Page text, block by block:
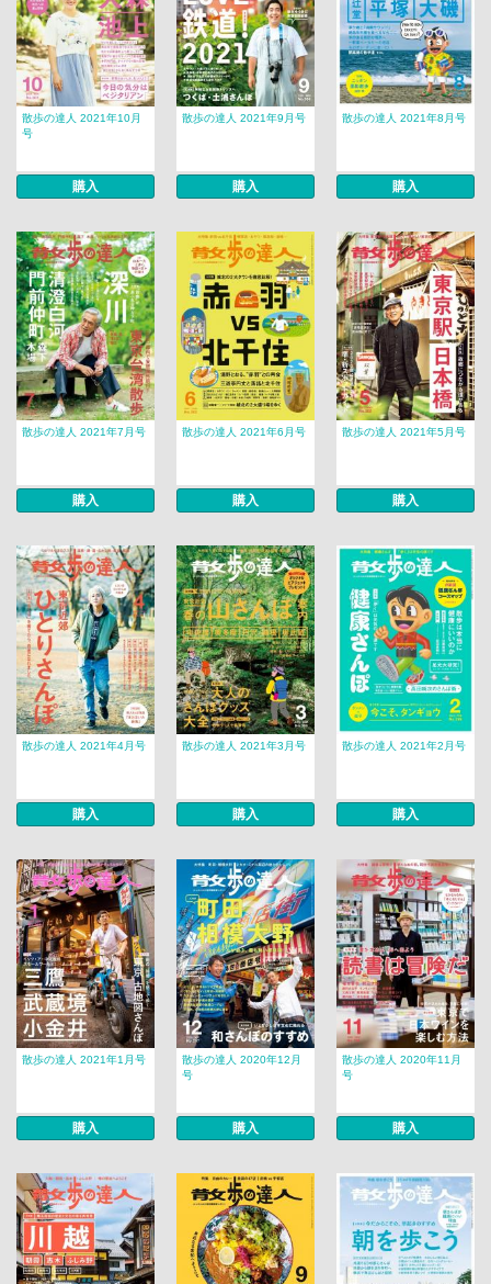
散歩の達人 2021年10月
号
購入
散歩の達人 2021年9月号
購入
散歩の達人 2021年8月号
購入
散歩の達人 2021年7月号
購入
散歩の達人 2021年6月号
購入
散歩の達人 2021年5月号
購入
散歩の達人 2021年4月号
購入
散歩の達人 2021年3月号
購入
散歩の達人 2021年2月号
購入
散歩の達人 2021年1月号
購入
散歩の達人 2020年12月
号
購入
散歩の達人 2020年11月
号
購入